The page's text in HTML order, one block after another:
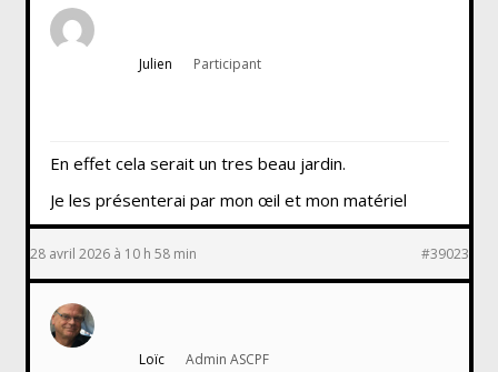
Julien Participant
En effet cela serait un tres beau jardin.
Je les présenterai par mon œil et mon matériel
28 avril 2026 à 10 h 58 min #39023
Loïc Admin ASCPF